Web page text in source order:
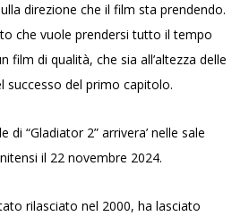
direzione che il film sta prendendo.
che vuole prendersi tutto il tempo
film di qualità, che sia all’altezza delle
successo del primo capitolo.
di “Gladiator 2” arrivera’ nelle sale
il 22 novembre 2024.
rilasciato nel 2000, ha lasciato